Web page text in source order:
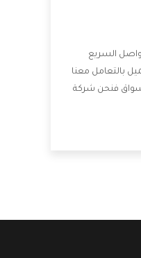
السريع
بالتعامل معنا
فنحن شركة
منها خدمة